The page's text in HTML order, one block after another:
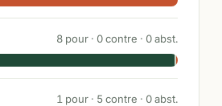
8 pour · 0contre · 0abst.
1 pour · 5contre · 0abst.